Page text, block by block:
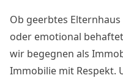
Ob geerbtes
oder emotional
wir begegnen als
Immobilie mit Respekt.